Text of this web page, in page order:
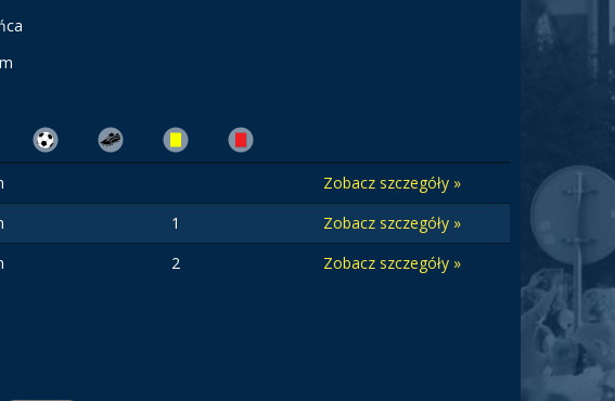
Zobacz szczegóły »
1
Zobacz szczegóły »
2 Zobacz szczegóły »